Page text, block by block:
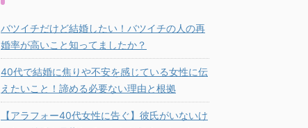
バツイチだけど結婚したい！バツイチの人の再
婚率が高いこと知ってましたか？
40代で結婚に焦りや不安を感じている女性に伝
えたいこと！諦める必要ない理由と根拠
【アラフォー40代女性に告ぐ】彼氏がいないけ